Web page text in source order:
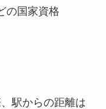
の国家資格
駅からの距離は